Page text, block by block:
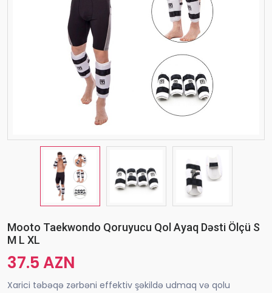
Mooto Taekwondo Qoruyucu Qol Ayaq Dəsti Ölçü S
M L XL
37.5 AZN
Xarici təbəqə zərbəni effektiv şəkildə udmaq və qolu